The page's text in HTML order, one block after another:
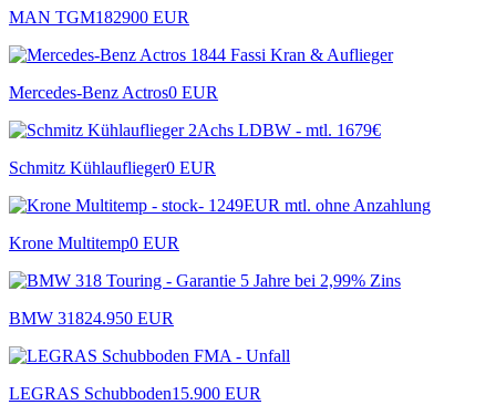
MAN TGM182900 EUR
Mercedes-Benz Actros0 EUR
Schmitz Kühlauflieger0 EUR
Krone Multitemp0 EUR
BMW 31824.950 EUR
LEGRAS Schubboden15.900 EUR